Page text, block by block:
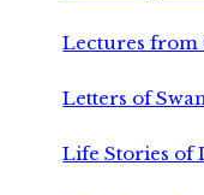
Lectures from
Letters of
Life Stories of